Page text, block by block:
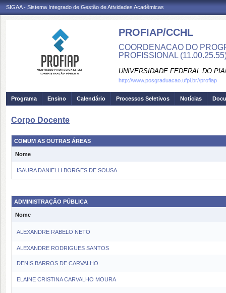
SIGAA - Sistema Integrado de Gestão de Atividades Acadêmicas
PROFIAP/CCHL
COORDENACAO DO
PROFISSIONAL
UNIVERSIDADE FEDERAL DO
http://www.posgraduacao.ufpi.br//profiap
Programa Ensino Calendário Processos Seletivos Notícias
Corpo Docente
COMUM AS OUTRAS ÁREAS
Nome
ISAURA DANIELLI BORGES DE SOUSA
ADMINISTRAÇÃO PÚBLICA
Nome
ALEXANDRE RABELO NETO
ALEXANDRE RODRIGUES SANTOS
DENIS BARROS DE CARVALHO
ELAINE CRISTINA CARVALHO MOURA